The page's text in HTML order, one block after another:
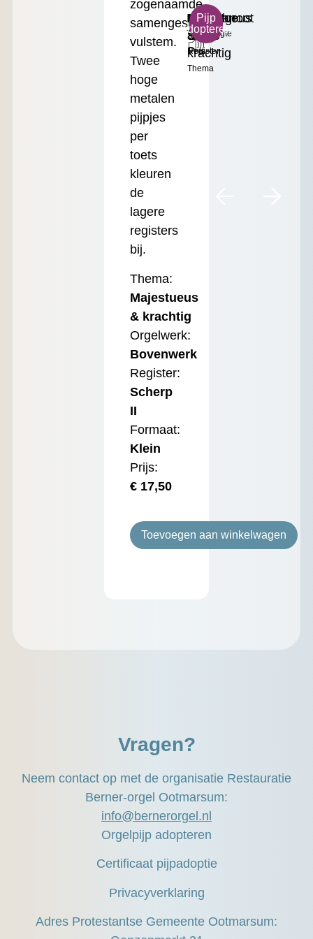
zogenaamde
samengestelde
vulstem.
Twee
hoge
metalen
pijpjes
per
toets
kleuren
de
lagere
registers
bij.
Thema:
Majestueus
& krachtig
Orgelwerk:
Bovenwerk
Register:
Scherp
II
Formaat:
Klein
Prijs:
€17,50
Toevoegen aan winkelwagen
B
Toonhoogte
Majestueus
&
krachtig
Thema
Dulciaan
8'
Register
Middelgroot
Formaat
€
35.00
Prijs
Pijp
adopteren
Vragen?
Neem contact op met de organisatie Restauratie
Berner-orgel Ootmarsum:
info@bernerorgel.nl
Adres Protestantse Gemeente Ootmarsum:
Orgelpijp adopteren
Certificaat pijpadoptie
Privacyverklaring